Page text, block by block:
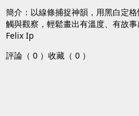
簡介：以線條捕捉神韻，用黑白定
觸與觀察，輕鬆畫出有溫度、有故
Felix Ip
評論（ 0 ） 收藏（ 0 ）